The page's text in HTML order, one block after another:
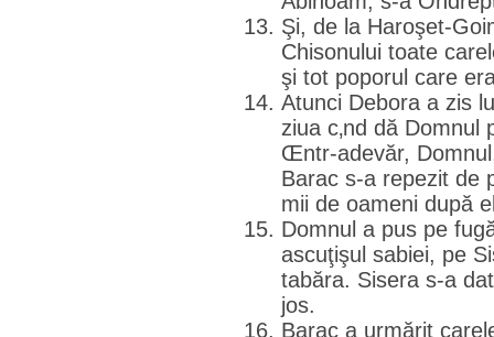
Şi, de la Haroşet-
Chisonului toate
şi tot poporul care
Atunci Debora a zis
ziua c‚nd dă Domnul
Œntr-adevăr,
Barac s-a repezit de
mii de oameni după
Domnul a pus pe
ascuţişul sabiei, pe
tabăra. Sisera s-a
jos.
Barac a urmărit